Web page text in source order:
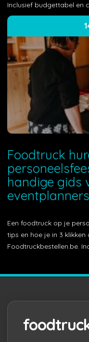
Inclusief budgettabel en
Foodtruck
handige gids
Een foodtruck op je
tips en hoe je in 3
Foodtruckbestellen.be.